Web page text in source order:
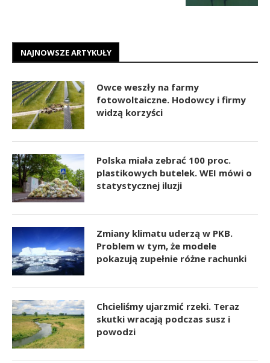
NAJNOWSZE ARTYKUŁY
Owce weszły na farmy
fotowoltaiczne. Hodowcy i firmy
widzą korzyści
Polska miała zebrać 100 proc.
plastikowych butelek. WEI mówi o
statystycznej iluzji
Zmiany klimatu uderzą w PKB.
Problem w tym, że modele
pokazują zupełnie różne rachunki
Chcieliśmy ujarzmić rzeki. Teraz
skutki wracają podczas susz i
powodzi